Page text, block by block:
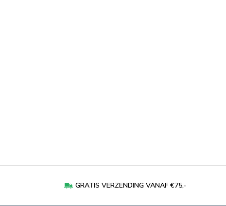
GRATIS VERZENDING VANAF €75,-